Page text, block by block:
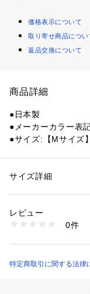
価格表示について
取り寄せ商品につい
返品交換について
商品詳細
●日本製
●メーカーカラー表
●サイズ:【Mサイズ
●分類:AC(アクティ
●スポンジ硬度:35.0
なる場合がございま
性別：レディース
商品番号：
10809308601 （ショッ
サイズ詳細
レビュー
0件
特定商取引に関する法律